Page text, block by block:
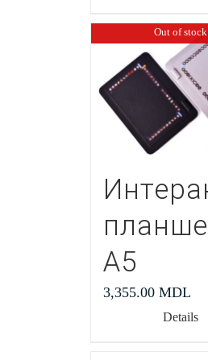
Out of stock
А5
3,355.00 MDL
Details